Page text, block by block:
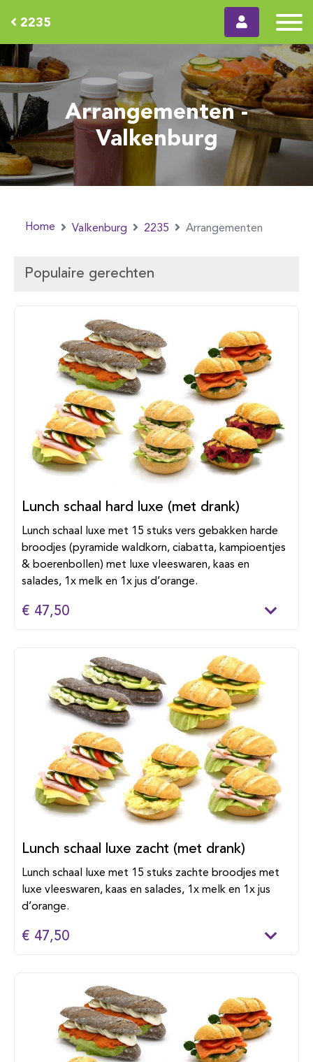
2235
Arrangementen -
Valkenburg
Home Valkenburg 2235 Arrangementen
Populaire gerechten
Lunch schaal hard luxe (met drank)
Lunch schaal luxe met 15 stuks vers gebakken harde
broodjes (pyramide waldkorn, ciabatta, kampioentjes
& boerenbollen) met luxe vleeswaren, kaas en
salades, 1x melk en 1x jus d’orange.
€ 47,50
Lunch schaal luxe zacht (met drank)
Lunch schaal luxe met 15 stuks zachte broodjes met
luxe vleeswaren, kaas en salades, 1x melk en 1x jus
d’orange.
€ 47,50